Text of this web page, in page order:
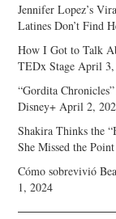
Jennifer Lopez’s
Latines Don’t Find
How I Got to Talk
TEDx Stage April 3,
“Gordita
Disney+ April 2,
Shakira Thinks the
She Missed the Point
Cómo sobrevivió
1, 2024